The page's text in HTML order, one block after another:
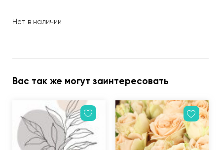
Нет в наличии
Вас так же могут заинтересовать